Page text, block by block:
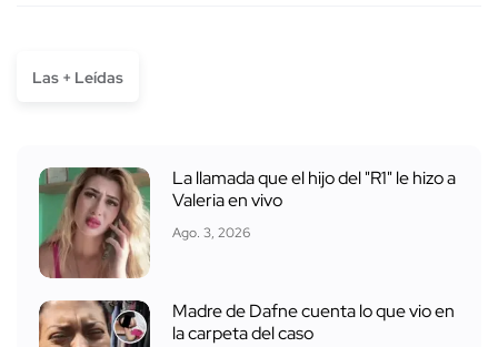
Las + Leídas
La llamada que el hijo del "R1" le hizo a
Valeria en vivo
Ago. 3, 2026
Madre de Dafne cuenta lo que vio en
la carpeta del caso